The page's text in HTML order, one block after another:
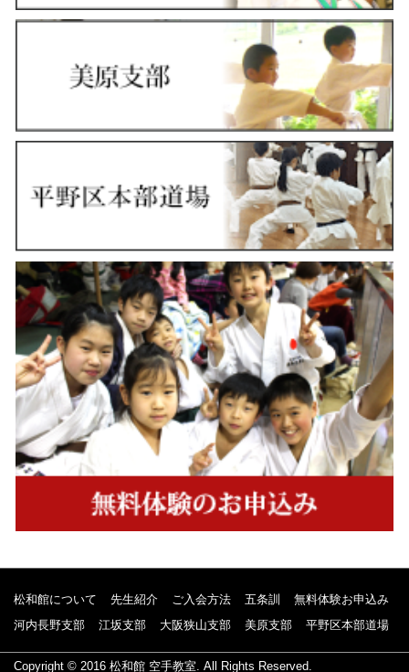
松和館について 先生紹介 ご入会方法 五条訓
無料体験お申込み
河内長野支部
江坂支部 大阪狭山支部 美原支部 平野区本部道場
Copyright © 2016 松和館 空手教室. All Rights Reserved.